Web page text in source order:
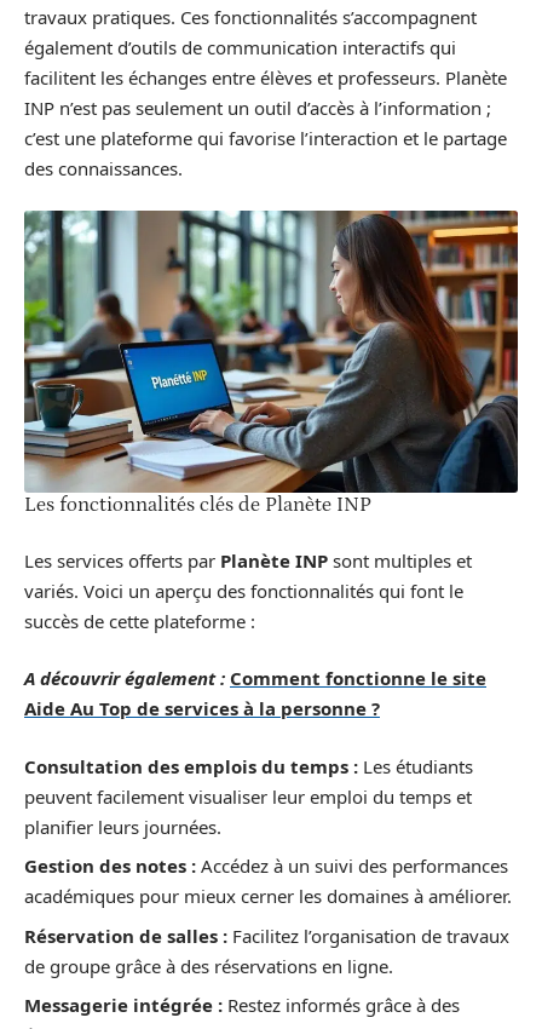
travaux pratiques. Ces fonctionnalités s’accompagnent
également d’outils de communication interactifs qui
facilitent les échanges entre élèves et professeurs. Planète
INP n’est pas seulement un outil d’accès à l’information ;
c’est une plateforme qui favorise l’interaction et le partage
des connaissances.
Les fonctionnalités clés de Planète INP
Les services offerts par Planète INP sont multiples et
variés. Voici un aperçu des fonctionnalités qui font le
succès de cette plateforme :
A découvrir également : Comment fonctionne le site
Aide Au Top de services à la personne ?
Consultation des emplois du temps : Les étudiants
peuvent facilement visualiser leur emploi du temps et
planifier leurs journées.
Gestion des notes : Accédez à un suivi des performances
académiques pour mieux cerner les domaines à améliorer.
Réservation de salles : Facilitez l’organisation de travaux
de groupe grâce à des réservations en ligne.
Messagerie intégrée : Restez informés grâce à des